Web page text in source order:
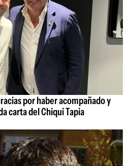
por haber acompañado y
carta del Chiqui Tapia